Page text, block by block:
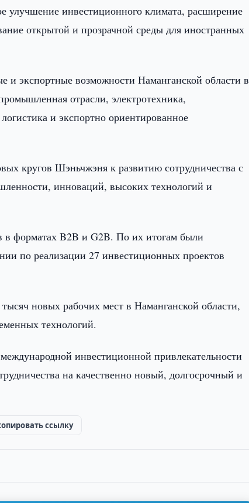
инвестиционного климата, расширение
открытой и прозрачной среды для иностранных
экспортные возможности Наманганской области в
отрасли, электротехника,
и экспортно ориентированное
кругов Шэньчжэня к развитию сотрудничества с
инноваций, высоких технологий и
в форматах B2B и G2B. По их итогам были
по реализации 27 инвестиционных проектов
новых рабочих мест в Наманганской области,
технологий.
инвестиционной привлекательности
на качественно новый, долгосрочный и
ссылку